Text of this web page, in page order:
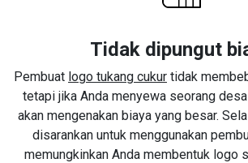
Tidak dipungut
Pembuat logo tukang cukur tidak
tetapi jika Anda menyewa seorang
akan mengenakan biaya yang besar.
disarankan untuk menggunakan
memungkinkan Anda membentuk logo